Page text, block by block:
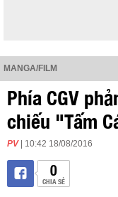
MANGA/FILM
Phía CGV
chiếu "Tấm
PV | 10:42 18/08/2016
0
CHIA SẺ